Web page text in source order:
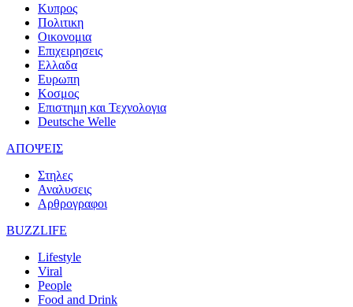
Κυπρος
Πολιτικη
Οικονομια
Επιχειρησεις
Ελλαδα
Ευρωπη
Κοσμος
Επιστημη και Τεχνολογια
Deutsche Welle
ΑΠΟΨΕΙΣ
Στηλες
Αναλυσεις
Αρθρογραφοι
BUZZLIFE
Lifestyle
Viral
People
Food and Drink